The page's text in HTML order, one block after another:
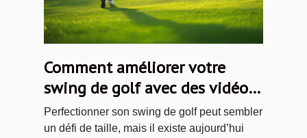
Comment améliorer votre
swing de golf avec des vidéos
en ligne
Perfectionner son swing de golf peut sembler
un défi de taille, mais il existe aujourd’hui